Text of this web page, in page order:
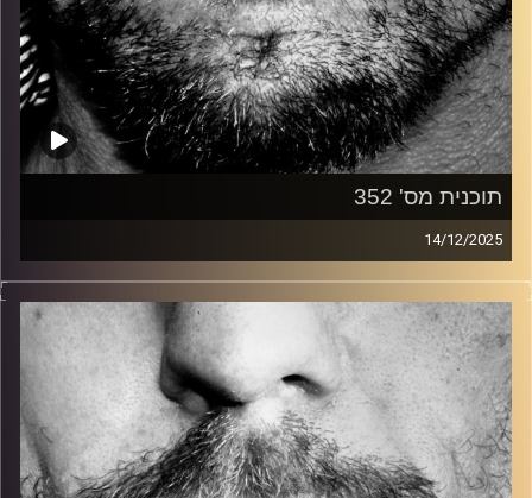
תוכנית מס' 352
14/12/2025
זיפים, מוזיקה מחוספסת של הופעות חיות. הרבה ג'אם, רוק,
בלוז, bluegrass, ג'אז, Fאנק, פרוגרסיב ואפילו אלקטרוניקה.
כל מה שחי, אמיתי ונושם.
עם שמוליק רגב.
קרדיט תמונות: David Goehring